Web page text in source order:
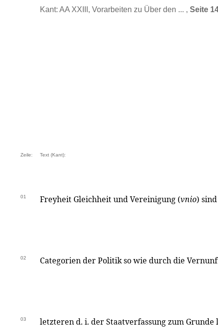
Kant: AA XXIII, Vorarbeiten zu Über den ... , Seite
Zeile: Text (Kant):
01 Freyheit Gleichheit und Vereinigung (vnio)
02 Categorien der Politik so wie durch die
03 letzteren d. i. der Staatverfassung zum Grunde